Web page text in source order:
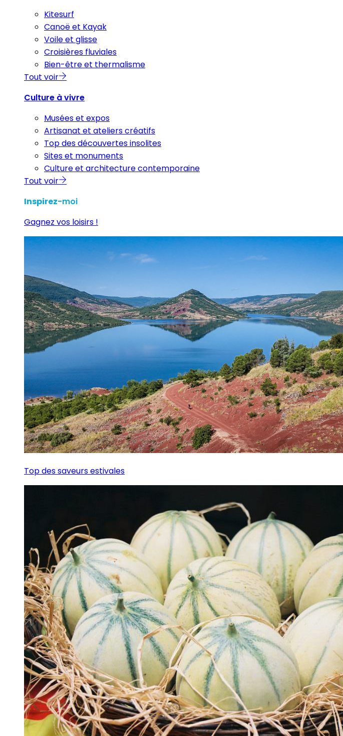
Kitesurf
Canoë et Kayak
Voile et glisse
Croisières fluviales
Bien-être et thermalisme
Tout voir
Culture à vivre
Musées et expos
Artisanat et ateliers créatifs
Top des découvertes insolites
Sites et monuments
Culture et architecture contemporaine
Tout voir
Inspirez-moi
Gagnez vos loisirs !
Top des saveurs estivales